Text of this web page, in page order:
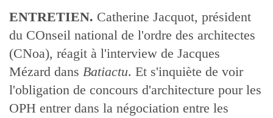
ENTRETIEN. Catherine Jacquot, président
du COnseil national de l'ordre des architectes
(CNoa), réagit à l'interview de Jacques
Mézard dans Batiactu. Et s'inquiète de voir
l'obligation de concours d'architecture pour les
OPH entrer dans la négociation entre les